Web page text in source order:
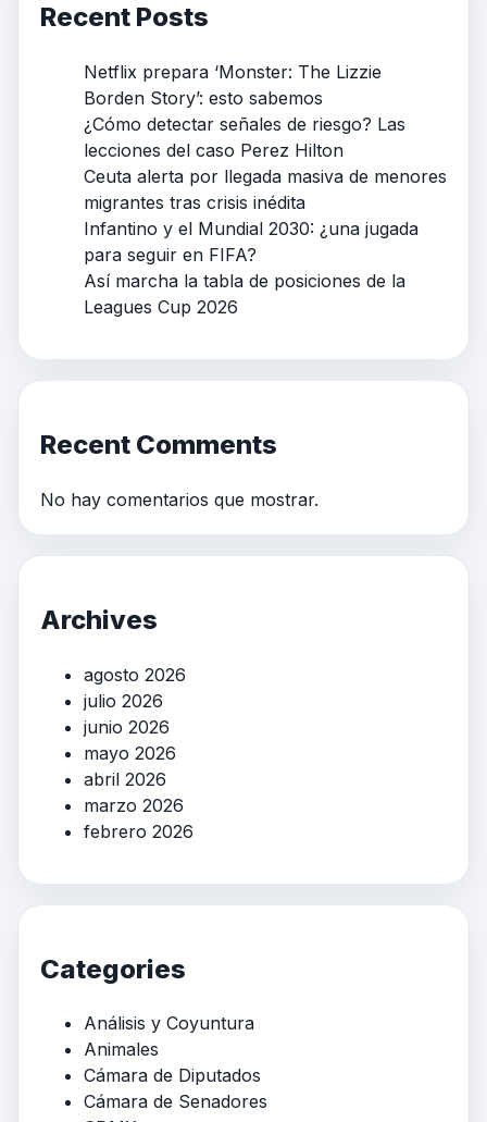
Recent Posts
Netflix prepara ‘Monster: The Lizzie
Borden Story’: esto sabemos
¿Cómo detectar señales de riesgo? Las
lecciones del caso Perez Hilton
Ceuta alerta por llegada masiva de menores
migrantes tras crisis inédita
Infantino y el Mundial 2030: ¿una jugada
para seguir en FIFA?
Así marcha la tabla de posiciones de la
Leagues Cup 2026
Recent Comments
No hay comentarios que mostrar.
Archives
agosto 2026
julio 2026
junio 2026
mayo 2026
abril 2026
marzo 2026
febrero 2026
Categories
Análisis y Coyuntura
Animales
Cámara de Diputados
Cámara de Senadores